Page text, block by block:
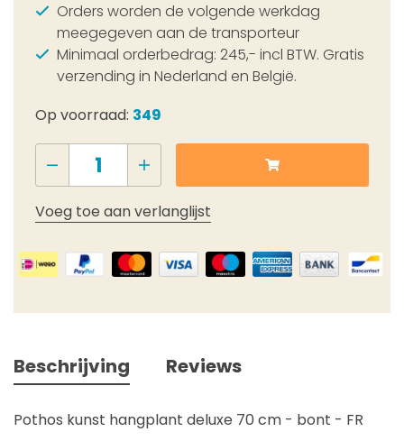
Orders worden de volgende werkdag
meegegeven aan de transporteur
Minimaal orderbedrag: 245,- incl BTW. Gratis
verzending in Nederland en België.
Op voorraad: 349
Voeg toe aan verlanglijst
Beschrijving Reviews
Pothos kunst hangplant deluxe 70 cm - bont - FR